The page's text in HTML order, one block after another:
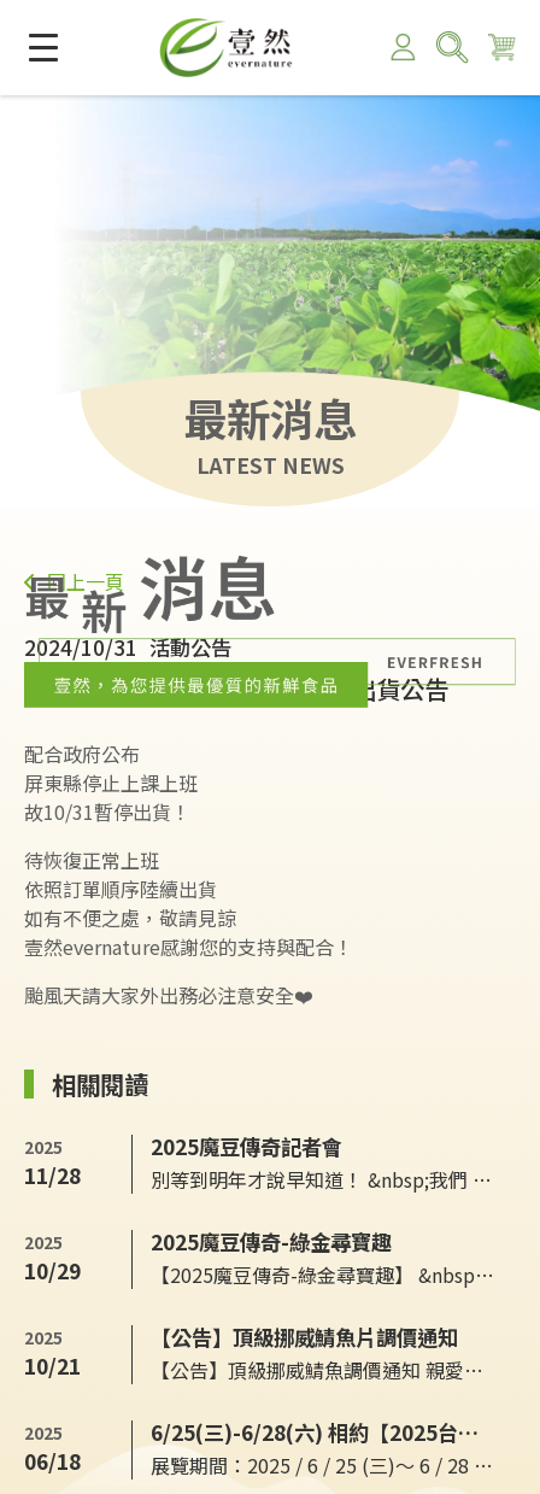
最新消息
LATEST NEWS
回上一頁
2024/10/31 活動公告
【重要訊息】2024/10/31暫停出貨公告
配合政府公布
屏東縣停止上課上班
故10/31暫停出貨！
待恢復正常上班
依照訂單順序陸續出貨
如有不便之處，敬請見諒
壹然evernature感謝您的支持與配合！
颱風天請大家外出務必注意安全❤️
相關閱讀
2025
11/28
2025魔豆傳奇記者會
別等到明年才說早知道！ &nbsp;我們 11/26 剛從「2025 毛豆文化祭－魔豆傳奇」記者會回來，錯過可就要再等一年了。 第一手亮點先給你，手慢就與好禮擦肩而過： 活動時間：12/6 10:00~14:00 地點：屏東縣南州鄉勝利路110號(南州運動公園彩繪稻田旁) &nbsp;- 🎯 闖關活動：4000 包毛豆送給你（送完就沒有） - 🎁 摸彩...
2025
10/29
2025魔豆傳奇-綠金尋寶趣
【2025魔豆傳奇-綠金尋寶趣】 &nbsp;📅 12/6｜⏰ 10:00&ndash;14:00 &nbsp;我們也將前往參加活動，於現場與大家相見。 &nbsp;活動資訊與地點以主辦單位公告為準，詳情請見官網。 🔗 https://edamame.tw/ 活動地址：屏東崁頂農場52區(屏東縣南州鄉勝利路110號)南洲運動公園彩繪稻田旁 重點資訊： - 時間：4小時限...
2025
10/21
【公告】頂級挪威鯖魚片調價通知
【公告】頂級挪威鯖魚調價通知 親愛的消費者您好： &nbsp;因全球漁業環境與航運成本變動，挪威鯖魚原料價格近期大幅上漲，整體漲幅達 35%～50%。 主要原因包含： 國際需求激增：韓國、日本、中國等主要市場大量採購，推升全球買盤熱度。 捕撈量受限：配額管制與氣候變遷導致供給緊縮。 運輸與匯率成本上升：國際油...
2025
06/18
6/25(三)-6/28(六) 相約【2025台北國際食品展】
展覽期間：2025 / 6 / 25 (三)～ 6 / 28 (六)&nbsp; 展覽地點：台北南港展覽館2館4樓 攤位編號：S0601 農糧精品區38號攤位 歡迎前來現場開心試吃毛豆、試喝毛豆飲，現場一樣有領取毛豆飲試喝包活動，當下完成訂購還可以換取小禮物喔！ 活動多多，歡迎大家前來與壹然見面！&nbsp; &nbsp; 台北國際食品系列展 (FOOD...